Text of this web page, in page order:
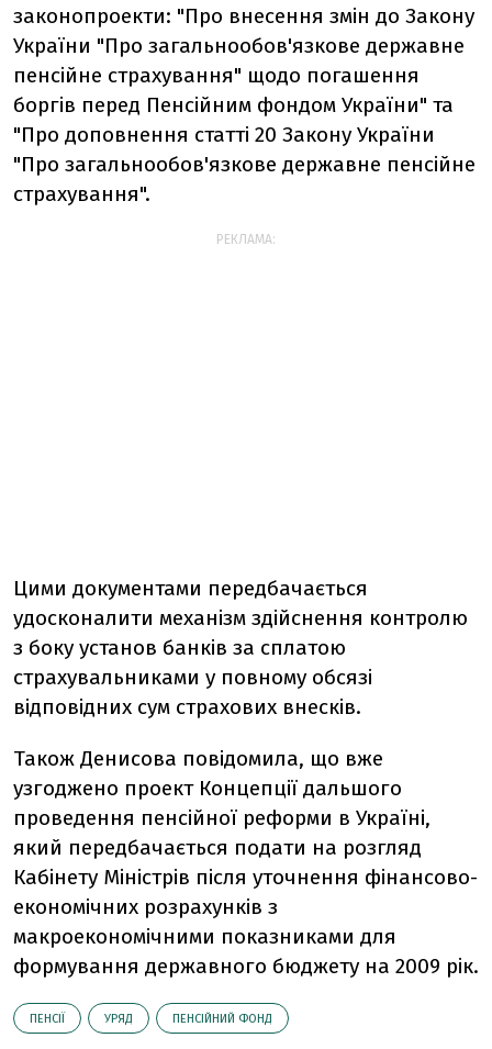
законопроекти: "Про внесення змін до Закону
України "Про загальнообов'язкове державне
пенсійне страхування" щодо погашення
боргів перед Пенсійним фондом України" та
"Про доповнення статті 20 Закону України
"Про загальнообов'язкове державне пенсійне
страхування".
РЕКЛАМА:
Цими документами передбачається
удосконалити механізм здійснення контролю
з боку установ банків за сплатою
страхувальниками у повному обсязі
відповідних сум страхових внесків.
Також Денисова повідомила, що вже
узгоджено проект Концепції дальшого
проведення пенсійної реформи в Україні,
який передбачається подати на розгляд
Кабінету Міністрів після уточнення фінансово-
економічних розрахунків з
макроекономічними показниками для
формування державного бюджету на 2009 рік.
ПЕНСІЇ УРЯД ПЕНСІЙНИЙ ФОНД